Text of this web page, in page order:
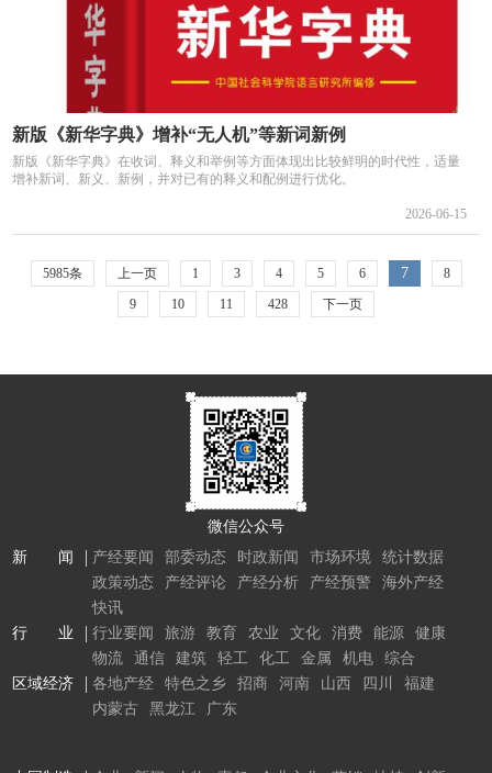
新版《新华字典》增补“无人机”等新词新例
新版《新华字典》在收词、释义和举例等方面体现出比较鲜明的时代性，适量
增补新词、新义、新例，并对已有的释义和配例进行优化。
2026-06-15
5985条 上一页 1 3 4 5 6 7
8
9
10 11 428 下一页
微信公众号
新 闻
产经要闻 部委动态 时政新闻 市场环境
统计数据
政策动态
产经评论 产经分析 产经预警
海外产经
快讯
行 业
行业要闻 旅游 教育 农业 文化 消费 能源
健康
物流
通信 建筑 轻工 化工 金属 机电
综合
区域经济
各地产经 特色之乡 招商 河南 山西 四川
福建
内蒙古
黑龙江 广东